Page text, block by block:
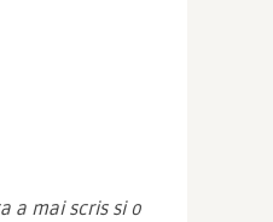
a mai scris si o